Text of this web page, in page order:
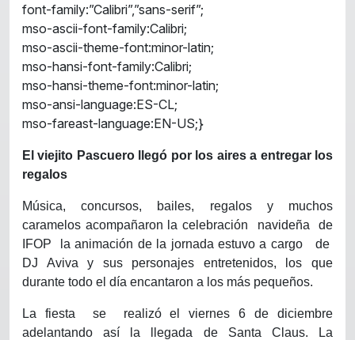
font-family:”Calibri”,”sans-serif”;
mso-ascii-font-family:Calibri;
mso-ascii-theme-font:minor-latin;
mso-hansi-font-family:Calibri;
mso-hansi-theme-font:minor-latin;
mso-ansi-language:ES-CL;
mso-fareast-language:EN-US;}
El viejito Pascuero llegó por los aires a entregar los
regalos
Música, concursos, bailes, regalos y muchos
caramelos acompañaron la celebración
navideña
de
IFOP
la animación de la jornada estuvo a cargo
de
DJ Aviva y sus personajes entretenidos, los que
durante todo el día encantaron a los más pequeños.
La fiesta se
realizó el viernes 6 de diciembre
adelantando así la llegada de Santa Claus. La